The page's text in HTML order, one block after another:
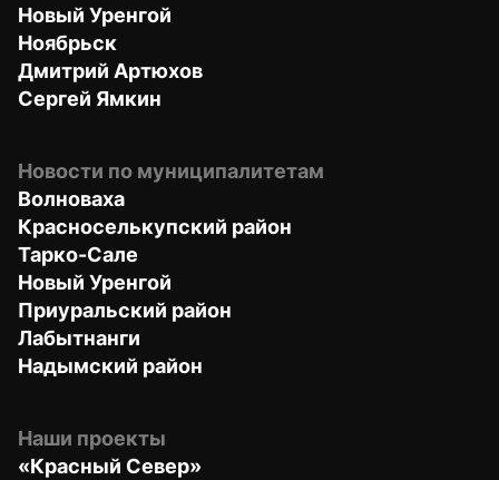
Новый Уренгой
Ноябрьск
Дмитрий Артюхов
Сергей Ямкин
Новости по муниципалитетам
Волноваха
Красноселькупский район
Тарко-Сале
Новый Уренгой
Приуральский район
Лабытнанги
Надымский район
Наши проекты
«Красный Север»